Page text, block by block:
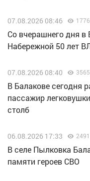
07.08.2026 08:46 1776
Со вчерашнего дня в
Набережной 50 лет
07.08.2026 08:40 3565
В Балакове сегодня
пассажир
столб
06.08.2026 17:33 2491
В селе Пылковка
памяти героев СВО